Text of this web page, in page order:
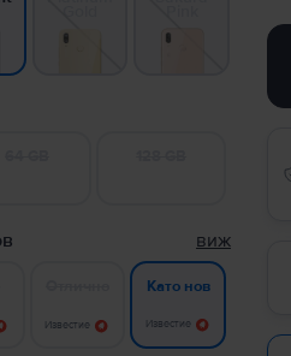
виж
Известие
Като нов
Известие